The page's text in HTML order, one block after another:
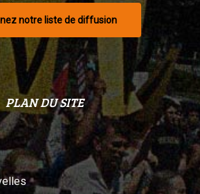
notre liste de diffusion
PLAN DU SITE